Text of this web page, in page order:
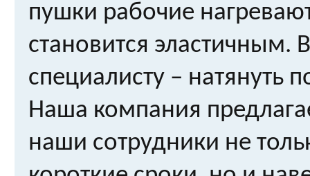
пушки рабочие
становится эластичным.
специалисту – натянуть
Наша компания
наши сотрудники не